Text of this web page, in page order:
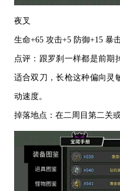
夜叉
生命+65 攻击+5 防御+15 暴
点评：跟罗刹一样都是前期
适合双刀，长枪这种偏向灵
动速度。
掉落地点：在二周目第二关